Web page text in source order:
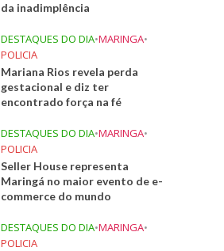
da inadimplência
DESTAQUES DO DIA•MARINGA•
POLICIA
Mariana Rios revela perda
gestacional e diz ter
encontrado força na fé
DESTAQUES DO DIA•MARINGA•
POLICIA
Seller House representa
Maringá no maior evento de e-
commerce do mundo
DESTAQUES DO DIA•MARINGA•
POLICIA